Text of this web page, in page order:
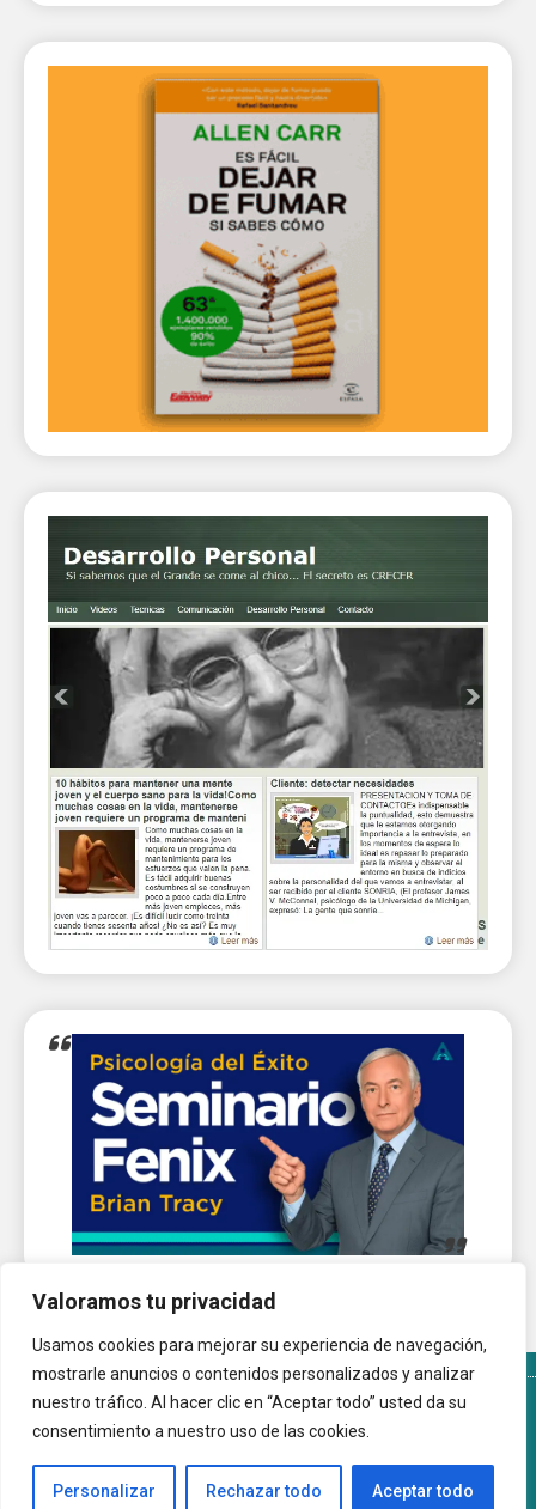
Valoramos tu privacidad
Usamos cookies para mejorar su experiencia de navegación,
mostrarle anuncios o contenidos personalizados y analizar
nuestro tráfico. Al hacer clic en “Aceptar todo” usted da su
consentimiento a nuestro uso de las cookies.
Personalizar Rechazar todo Aceptar todo
Política de Cookies